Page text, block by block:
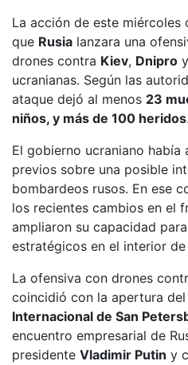
La acción de este miércoles
que Rusia lanzara una
drones contra Kiev, Dnipro
ucranianas. Según las
ataque dejó al menos 23
niños, y más de 100 heridos.
El gobierno ucraniano
previos sobre una posible
bombardeos rusos. En ese
los recientes cambios en el
ampliaron su capacidad
estratégicos en el interior de
La ofensiva con drones
coincidió con la apertura del
Internacional de San
encuentro empresarial de
presidente Vladimir Putin y